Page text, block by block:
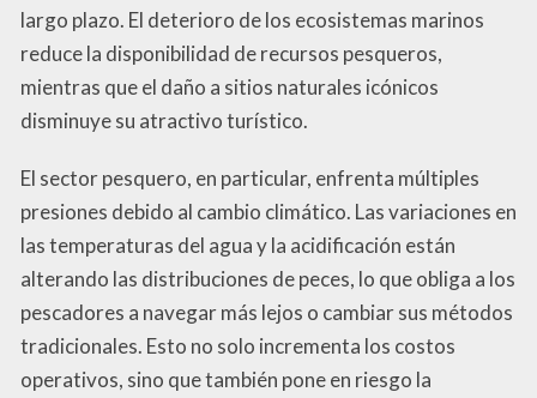
largo plazo. El deterioro de los ecosistemas marinos
reduce la disponibilidad de recursos pesqueros,
mientras que el daño a sitios naturales icónicos
disminuye su atractivo turístico.
El sector pesquero, en particular, enfrenta múltiples
presiones debido al cambio climático. Las variaciones en
las temperaturas del agua y la acidificación están
alterando las distribuciones de peces, lo que obliga a los
pescadores a navegar más lejos o cambiar sus métodos
tradicionales. Esto no solo incrementa los costos
operativos, sino que también pone en riesgo la